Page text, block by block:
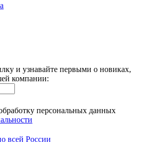
и узнавайте первыми о новиках,
компании:
персональных данных
всей России